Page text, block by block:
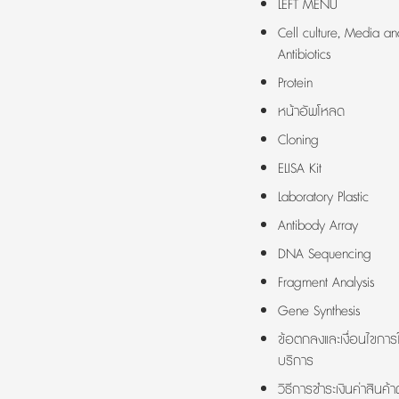
LEFT MENU
Cell culture, Media
Antibiotics
Protein
หน้าอัพโหลด
Cloning
ELISA Kit
Laboratory Plastic
Antibody Array
DNA Sequencing
Fragment Analysis
Gene Synthesis
ข้อตกลงและเงื่อนไขการ
บริการ
วิธีการชำระเงินค่าสินค้